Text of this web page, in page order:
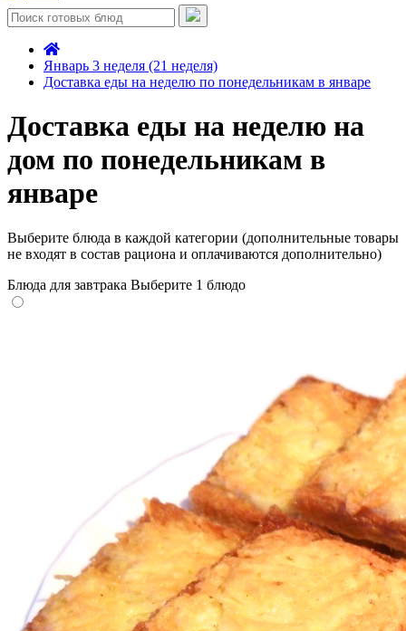
Январь 3 неделя (21 неделя)
Доставка еды на неделю по понедельникам в январе
Доставка еды на неделю на
дом по понедельникам в
январе
Выберите блюда в каждой категории (дополнительные товары
не входят в состав рациона и оплачиваются дополнительно)
Блюда для завтрака Выберите 1 блюдо